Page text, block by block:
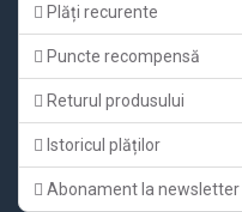
Plăți recurente
Puncte recompensă
Returul produsului
Istoricul plăților
Abonament la newsletter